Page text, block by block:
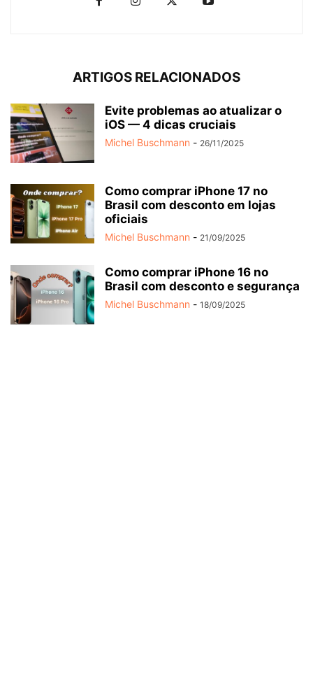
ARTIGOS RELACIONADOS
Evite problemas ao atualizar o
iOS — 4 dicas cruciais
Michel Buschmann - 26/11/2025
Como comprar iPhone 17 no
Brasil com desconto em lojas
oficiais
Michel Buschmann - 21/09/2025
Como comprar iPhone 16 no
Brasil com desconto e segurança
Michel Buschmann - 18/09/2025